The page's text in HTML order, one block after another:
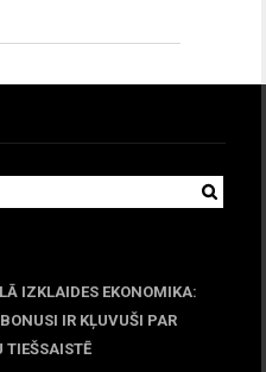
IZKLAIDES EKONOMIKA:
IR KĻUVUŠI PAR
TIEŠSAISTĒ